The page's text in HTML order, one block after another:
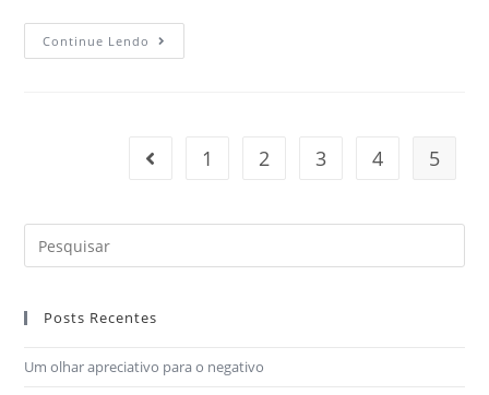
Continue Lendo
1 2 3 4 5
Posts Recentes
Um olhar apreciativo para o negativo